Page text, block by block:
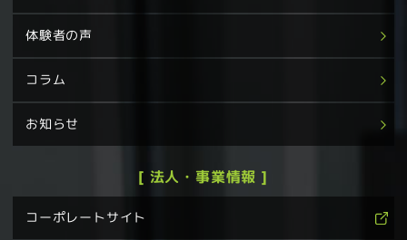
体験者の声
コラム
お知らせ
[ 法人・事業情報 ]
コーポレートサイト